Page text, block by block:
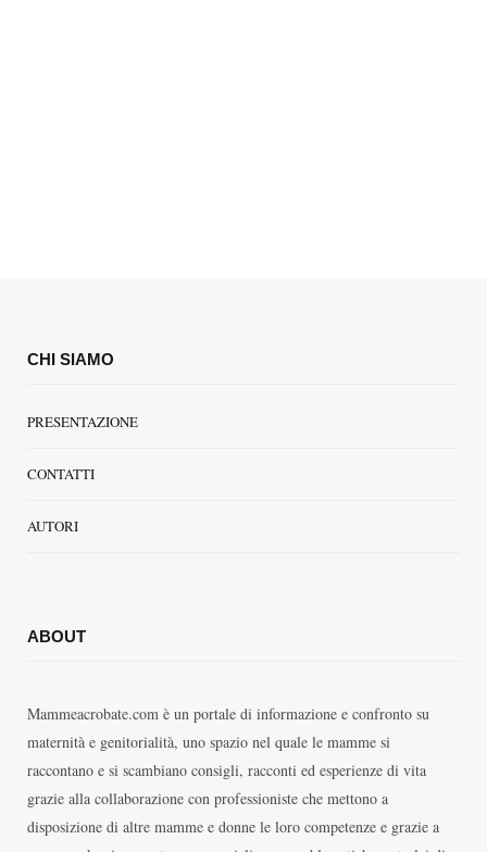
CHI SIAMO
PRESENTAZIONE
CONTATTI
AUTORI
ABOUT
Mammeacrobate.com è un portale di informazione e confronto su
maternità e genitorialità, uno spazio nel quale le mamme si
raccontano e si scambiano consigli, racconti ed esperienze di vita
grazie alla collaborazione con professioniste che mettono a
disposizione di altre mamme e donne le loro competenze e grazie a